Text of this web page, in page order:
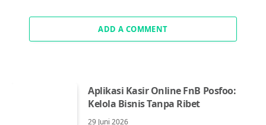
ADD A COMMENT
Aplikasi Kasir Online FnB Posfoo:
Kelola Bisnis Tanpa Ribet
29 Juni 2026